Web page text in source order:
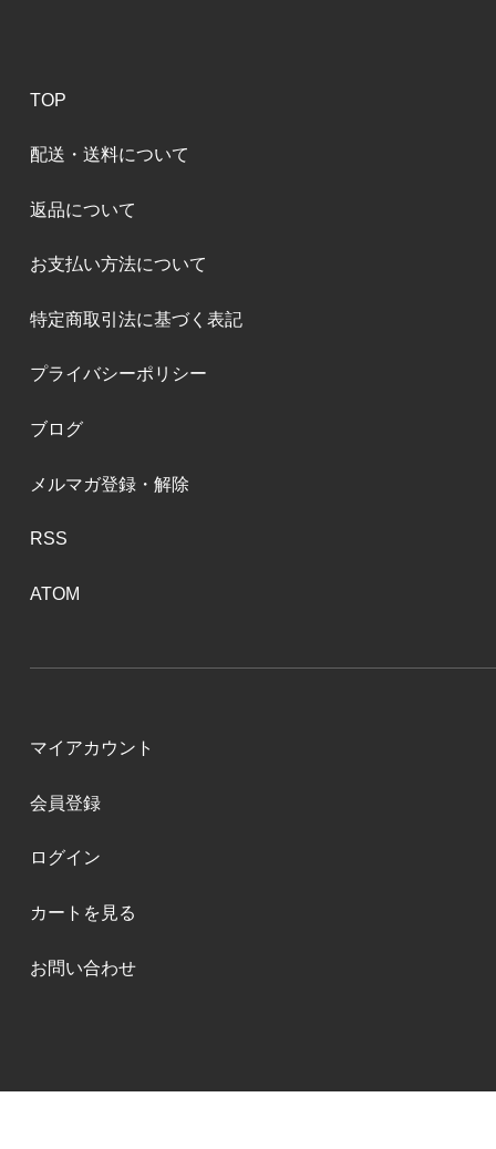
TOP
配送・送料について
返品について
お支払い方法について
特定商取引法に基づく表記
プライバシーポリシー
ブログ
メルマガ登録・解除
RSS
ATOM
マイアカウント
会員登録
ログイン
カートを見る
お問い合わせ